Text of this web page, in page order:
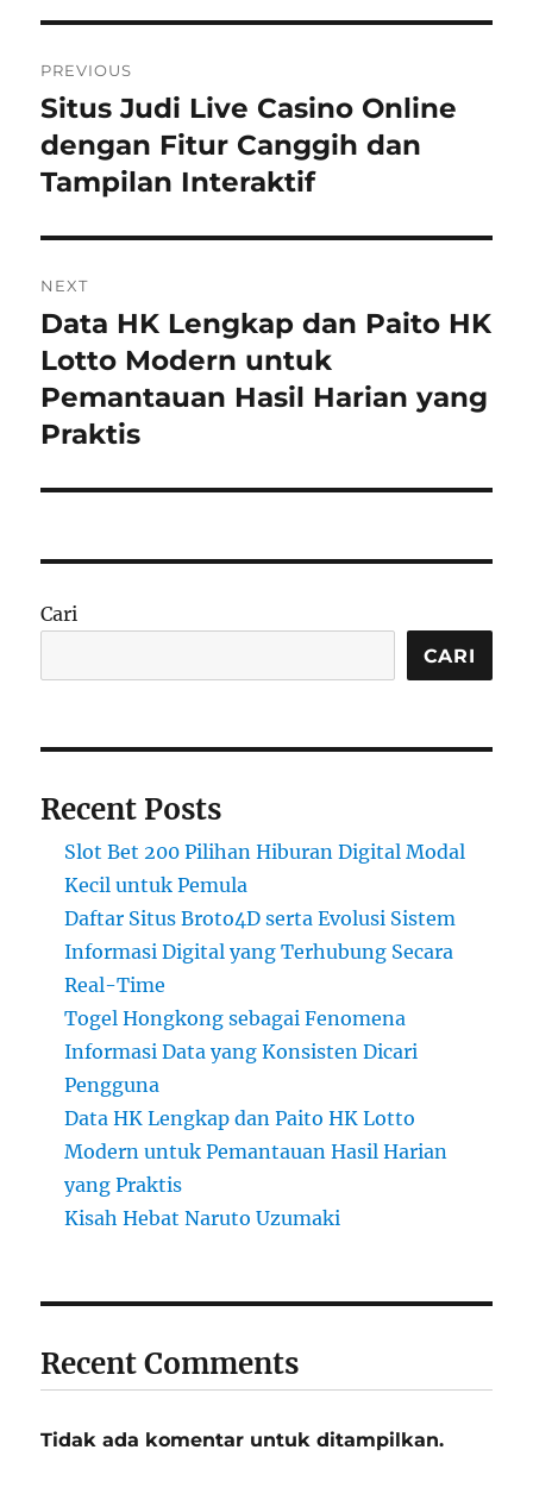
pos
PREVIOUS
Previous
post:
Situs Judi Live Casino Online
dengan Fitur Canggih dan
Tampilan Interaktif
NEXT
Next
post:
Data HK Lengkap dan Paito HK
Lotto Modern untuk
Pemantauan Hasil Harian yang
Praktis
Cari
CARI
Recent Posts
Slot Bet 200 Pilihan Hiburan Digital Modal
Kecil untuk Pemula
Daftar Situs Broto4D serta Evolusi Sistem
Informasi Digital yang Terhubung Secara
Real-Time
Togel Hongkong sebagai Fenomena
Informasi Data yang Konsisten Dicari
Pengguna
Data HK Lengkap dan Paito HK Lotto
Modern untuk Pemantauan Hasil Harian
yang Praktis
Kisah Hebat Naruto Uzumaki
Recent Comments
Tidak ada komentar untuk ditampilkan.